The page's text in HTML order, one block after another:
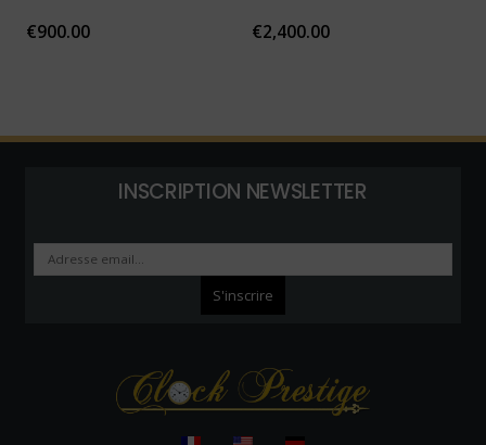
€900.00 €2,400.00
INSCRIPTION NEWSLETTER